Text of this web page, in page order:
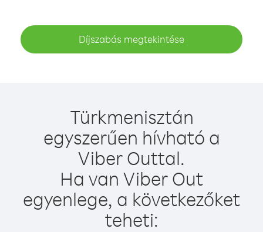
Díjszabás megtekintése
Türkmenisztán
egyszerűen hívható a
Viber Outtal.
Ha van Viber Out
egyenlege, a következőket
teheti: